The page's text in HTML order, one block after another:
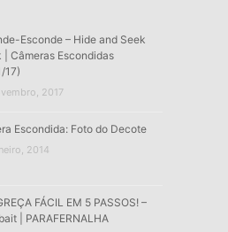
Esconde – Hide and Seek
| Câmeras Escondidas
17)
2017
Escondida: Foto do Decote
2014
FÁCIL EM 5 PASSOS! –
| PARAFERNALHA